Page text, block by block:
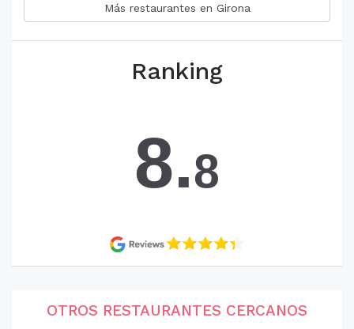
Más restaurantes en Girona
Ranking
8.8
OTROS RESTAURANTES CERCANOS